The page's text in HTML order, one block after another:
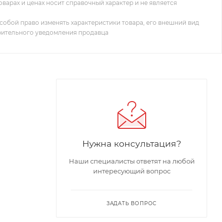
и ценах носит справочный характер и не является
право изменять характеристики товара, его внешний вид
уведомления продавца
Нужна консультация?
Наши специалисты ответят на любой
интересующий вопрос
ЗАДАТЬ ВОПРОС